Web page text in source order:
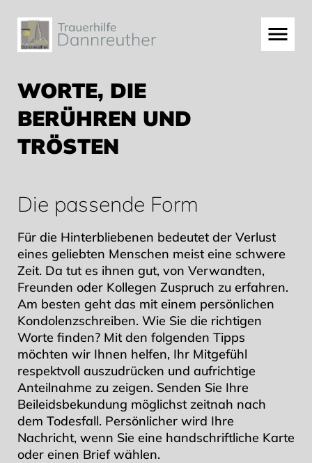
WORTE, DIE
BERÜHREN UND
TRÖSTEN
Die passende Form
Für die Hinterbliebenen bedeutet der Verlust
eines geliebten Menschen meist eine schwere
Zeit. Da tut es ihnen gut, von Verwandten,
Freunden oder Kollegen Zuspruch zu erfahren.
Am besten geht das mit einem persönlichen
Kondolenzschreiben. Wie Sie die richtigen
Worte finden? Mit den folgenden Tipps
möchten wir Ihnen helfen, Ihr Mitgefühl
respektvoll auszudrücken und aufrichtige
Anteilnahme zu zeigen. Senden Sie Ihre
Beileidsbekundung möglichst zeitnah nach
dem Todesfall. Persönlicher wird Ihre
Nachricht, wenn Sie eine handschriftliche Karte
oder einen Brief wählen.